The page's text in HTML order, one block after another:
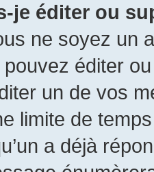
je éditer ou
ne soyez un
éditer
un de vos
limite de
a déjà